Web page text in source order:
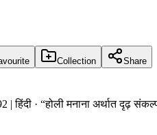
Collection Share
| हिंदी · “होली मनाना अर्थात दृढ़